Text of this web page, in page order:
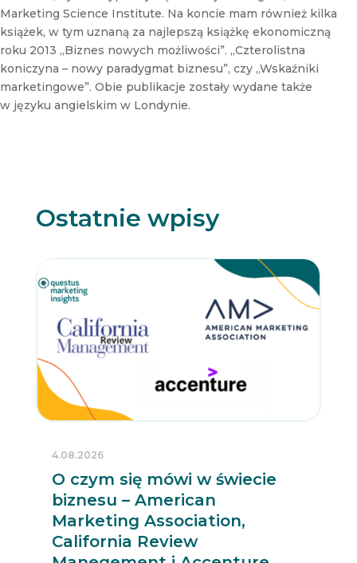
r
Marketing Science Institute. Na koncie mam również kilka
książek, w tym uznaną za najlepszą książkę ekonomiczną
roku 2013 „Biznes nowych możliwości”. „Czterolistna
koniczyna – nowy paradygmat biznesu”, czy „Wskaźniki
marketingowe”. Obie publikacje zostały wydane także
w języku angielskim w Londynie.
Ostatnie wpisy
O czym się mówi w świecie
biznesu – American
Marketing Association,
California Review
4.08.2026